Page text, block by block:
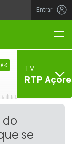
Entrar
TV
RTP
se